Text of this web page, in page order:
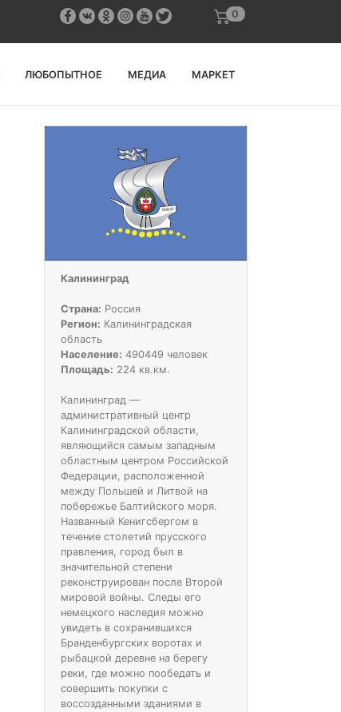
0
ЛЮБОПЫТНОЕ МЕДИА МАРКЕТ
Калининград
Страна: Россия
Регион: Калининградская
область
Население: 490449 человек
Площадь: 224 кв.км.
Калининград —
административный центр
Калининградской области,
являющийся самым западным
областным центром Российской
Федерации, расположенной
между Польшей и Литвой на
побережье Балтийского моря.
Названный Кенигсбергом в
течение столетий прусского
правления, город был в
значительной степени
реконструирован после Второй
мировой войны. Следы его
немецкого наследия можно
увидеть в сохранившихся
Бранденбургских воротах и
рыбацкой деревне на берегу
реки, где можно пообедать и
совершить покупки с
воссозданными зданиями в